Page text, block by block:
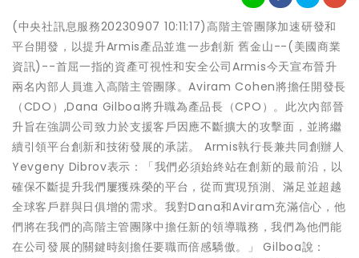
(中央社訊息服務20230907 10:11:17)高階主管團隊加速研發和
平台開發，以提升Armis產品並進一步創新 舊金山--(美國商業
資訊)--首屈一指的資產可視性和安全公司Armis今天宣布晉升
兩名內部人員進入高階主管團隊。Aviram Cohen將擔任開發長
（CDO）,Dana Gilboa將升職為產品長（CPO）。此次內部晉
升旨在強調公司致力於支援客戶因應不斷擴大的攻擊面，並將繼
續引領平台創新和技術發展的承諾。 Armis執行長兼共同創辦人
Yevgeny Dibrov表示：「我們必須始終站在創新的最前沿，以
確保不斷提升我們屢獲殊榮的平台，從而實現預測、滿足並超越
全球客戶群與日俱增的需求。我對Dana和Aviram充滿信心，他
們將在我們的高階主管團隊中擔任新的領導職務，我們為他們能
在公司發展的關鍵時刻擔任要職而倍感驕傲。」 Gilboa說：